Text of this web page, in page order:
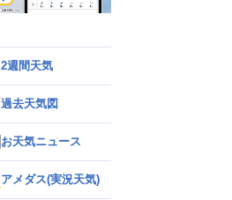
2週間天気
過去天気図
お天気ニュース
アメダス(実況天気)